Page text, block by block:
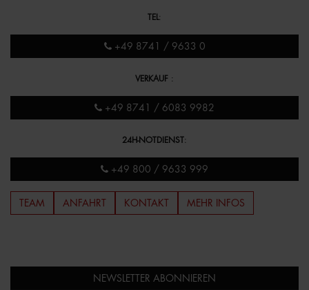
TEL :
+49 8741 / 9633 0
VERKAUF :
+49 8741 / 6083 9982
24H-NOTDIENST:
+49 800 / 9633 999
TEAM ANFAHRT KONTAKT MEHR INFOS
NEWSLETTER ABONNIEREN